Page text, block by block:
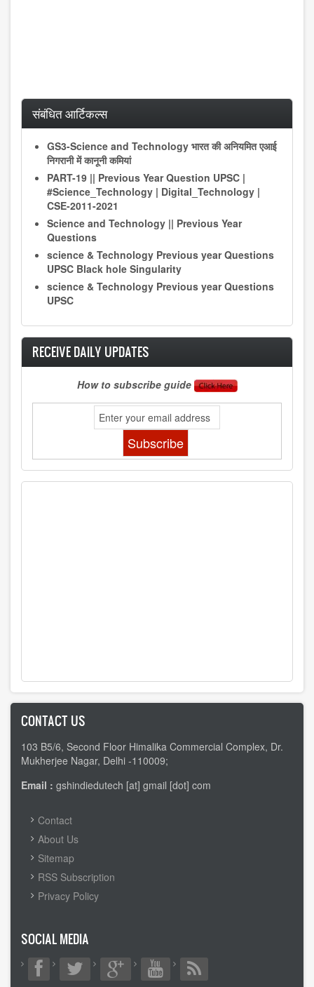
संबंधित आर्टिकल्स
GS3-Science and Technology भारत की अनियमित एआई
निगरानी में कानूनी कमियां
PART-19 || Previous Year Question UPSC |
#Science_Technology | Digital_Technology |
CSE-2011-2021
Science and Technology || Previous Year
Questions
science & Technology Previous year Questions
UPSC Black hole Singularity
science & Technology Previous year Questions
UPSC
RECEIVE DAILY UPDATES
How to subscribe guide
CONTACT US
103 B5/6, Second Floor Himalika Commercial Complex, Dr.
Mukherjee Nagar, Delhi -110009;
Email : gshindiedutech [at] gmail [dot] com
FOOTER
MENU
Contact
About Us
Sitemap
RSS Subscription
Privacy Policy
SOCIAL MEDIA